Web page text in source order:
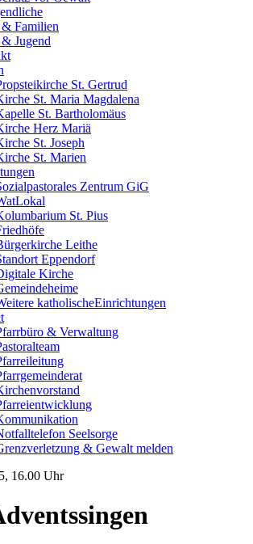
Familien
Jugend
St. Gertrud
St. Maria Magdalena
St. Bartholomäus
Herz Mariä
St. Joseph
St. Marien
Zentrum GiG
St. Pius
Leithe
Eppendorf
Kirche
katholische­­Einrichtungen
& Verwaltung
Seelsorge
& Gewalt melden
16.00 Uhr